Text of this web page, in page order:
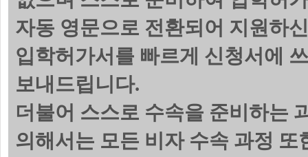
자동 영문으로 전환되어 지원하
입학허가서를 빠르게 신청서에
보내드립니다.
더불어 스스로 수속을 준비하는
의해서는 모든 비자 수속 과정